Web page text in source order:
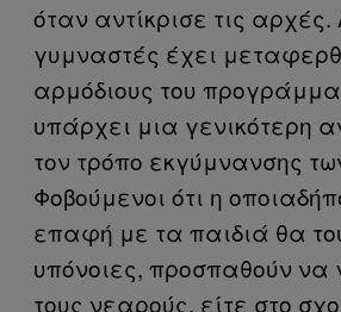
όταν αντίκρισε τις αρχές.
γυμναστές έχει
αρμόδιους του
υπάρχει μια γενικότερη
τον τρόπο εκγύμνανσης
Φοβούμενοι ότι η
επαφή με τα παιδιά θα
υπόνοιες, προσπαθούν να
τους νεαρούς, είτε στο